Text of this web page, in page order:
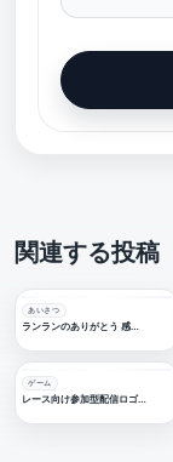
関連する投稿
あいさつ
ランランのありがとう 感謝配信ロゴ【フリー素材・サムネ素材】
ゲーム
レース向け参加型配信ロゴ【フリー素材・サムネ素材】